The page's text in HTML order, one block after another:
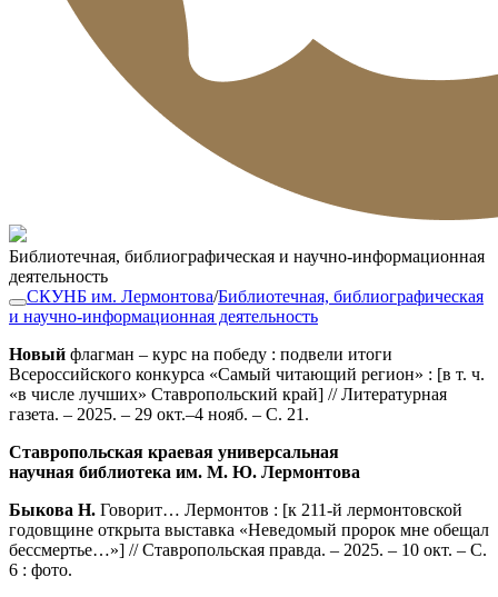
Библиотечная, библиографическая и научно-информационная
деятельность
СКУНБ им. Лермонтова/Библиотечная, библиографическая
и научно-информационная деятельность
Новый флагман – курс на победу : подвели итоги
Всероссийского конкурса «Самый читающий регион» : [в т. ч.
«в числе лучших» Ставропольский край] // Литературная
газета. – 2025. – 29 окт.–4 нояб. – С. 21.
Ставропольская краевая универсальная
научная библиотека им. М. Ю. Лермонтова
Быкова Н. Говорит… Лермонтов : [к 211-й лермонтовской
годовщине открыта выставка «Неведомый пророк мне обещал
бессмертье…»] // Ставропольская правда. – 2025. – 10 окт. – С.
6 : фото.